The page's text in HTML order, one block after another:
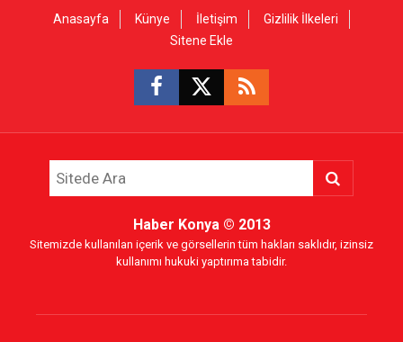
Anasayfa Künye İletişim
Gizlilik İlkeleri
Sitene Ekle
Haber Konya© 2013
Sitemizde kullanılan içerik ve görsellerin tüm hakları saklıdır, izinsiz
kullanımı hukuki yaptırıma tabidir.